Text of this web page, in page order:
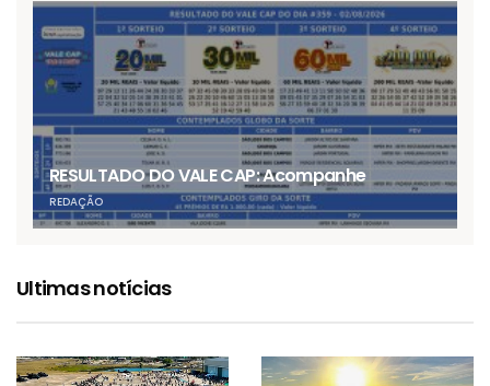
RESULTADO DO VALE CAP: Acompanhe
REDAÇÃO
Ultimas notícias